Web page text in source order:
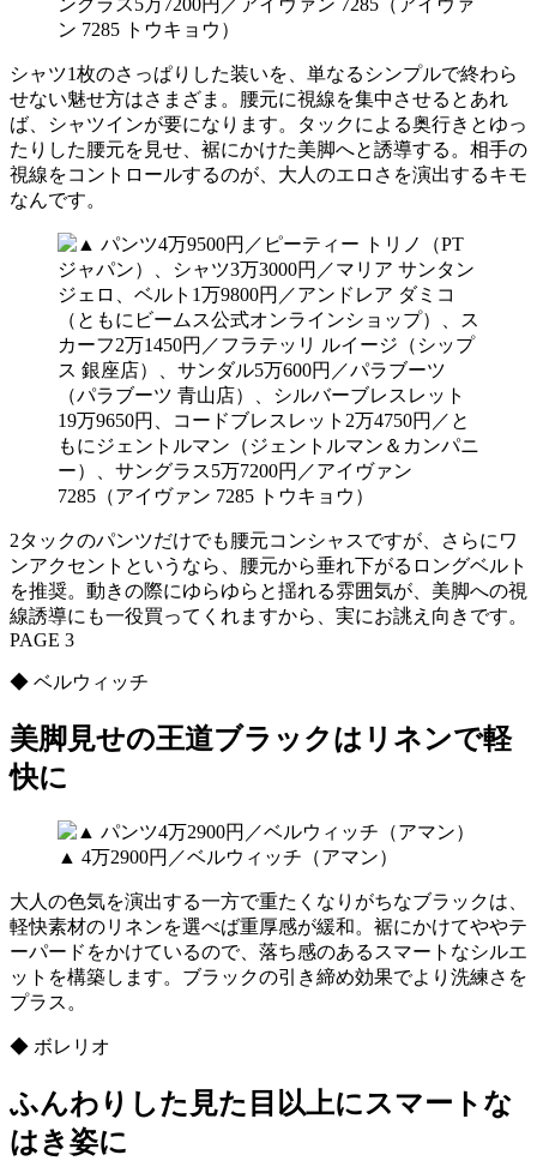
ングラス5万7200円／アイヴァン 7285（アイヴァ
ン 7285 トウキョウ）
シャツ1枚のさっぱりした装いを、単なるシンプルで終わら
せない魅せ方はさまざま。腰元に視線を集中させるとあれ
ば、シャツインが要になります。タックによる奥行きとゆっ
たりした腰元を見せ、裾にかけた美脚へと誘導する。相手の
視線をコントロールするのが、大人のエロさを演出するキモ
なんです。
2タックのパンツだけでも腰元コンシャスですが、さらにワ
ンアクセントというなら、腰元から垂れ下がるロングベルト
を推奨。動きの際にゆらゆらと揺れる雰囲気が、美脚への視
線誘導にも一役買ってくれますから、実にお誂え向きです。
PAGE 3
◆ ベルウィッチ
美脚見せの王道ブラックはリネンで軽
快に
▲ 4万2900円／ベルウィッチ（アマン）
大人の色気を演出する一方で重たくなりがちなブラックは、
軽快素材のリネンを選べば重厚感が緩和。裾にかけてややテ
ーパードをかけているので、落ち感のあるスマートなシルエ
ットを構築します。ブラックの引き締め効果でより洗練さを
プラス。
◆ ボレリオ
ふんわりした見た目以上にスマートな
はき姿に